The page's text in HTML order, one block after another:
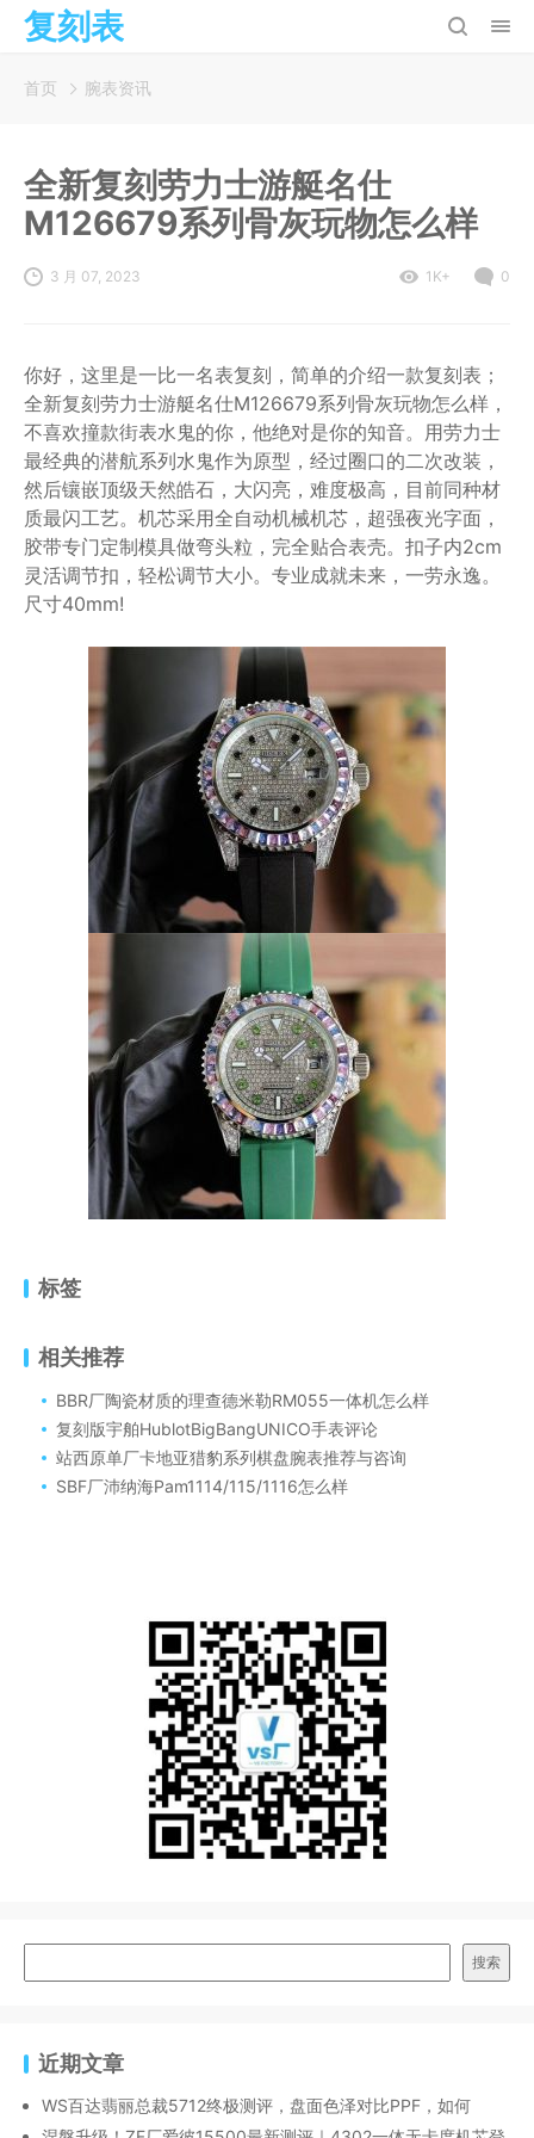
复刻表
首页 腕表资讯
全新复刻劳力士游艇名仕
M126679系列骨灰玩物怎么样
3 月 07, 2023 1K+ 0
你好，这里是一比一名表复刻，简单的介绍一款复刻表；
全新复刻劳力士游艇名仕M126679系列骨灰玩物怎么样，
不喜欢撞款街表水鬼的你，他绝对是你的知音。用劳力士
最经典的潜航系列水鬼作为原型，经过圈口的二次改装，
然后镶嵌顶级天然皓石，大闪亮，难度极高，目前同种材
质最闪工艺。机芯采用全自动机械机芯，超强夜光字面，
胶带专门定制模具做弯头粒，完全贴合表壳。扣子内2cm
灵活调节扣，轻松调节大小。专业成就未来，一劳永逸。
尺寸40mm!
标签
相关推荐
BBR厂陶瓷材质的理查德米勒RM055一体机怎么样
复刻版宇舶HublotBigBangUNICO手表评论
站西原单厂卡地亚猎豹系列棋盘腕表推荐与咨询
SBF厂沛纳海Pam1114/115/1116怎么样
搜索
近期文章
WS百达翡丽总裁5712终极测评，盘面色泽对比PPF，如何